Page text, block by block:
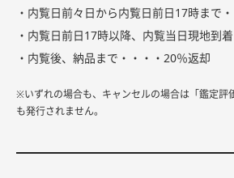
・内覧日前々日から内覧日前日17時まで
・内覧日前日17時以降、内覧当日現地到
・内覧後、納品まで・・・・20％返却
※いずれの場合も、キャンセルの場合は「鑑定評
も発行されません。